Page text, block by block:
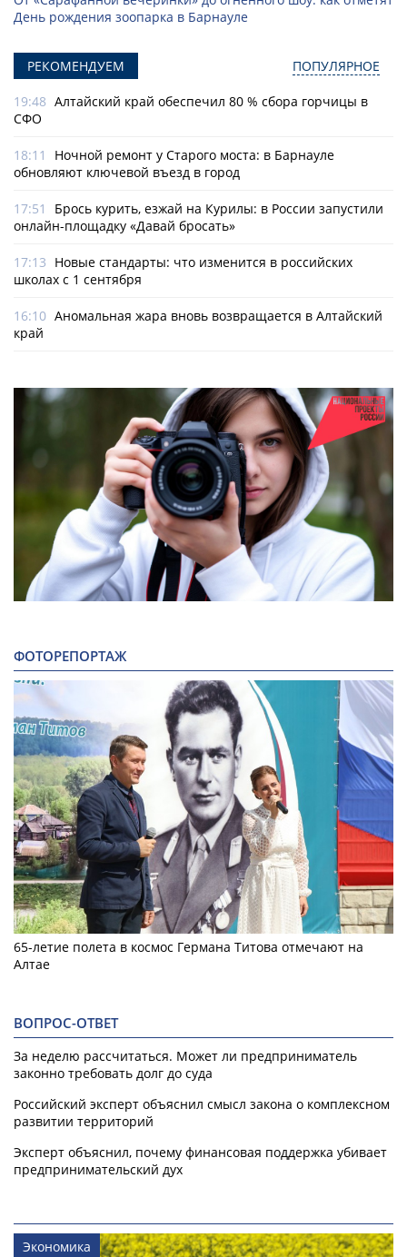
День рождения зоопарка в Барнауле
РЕКОМЕНДУЕМ ПОПУЛЯРНОЕ
19:48 Алтайский край обеспечил 80 % сбора горчицы в
СФО
18:11
Ночной ремонт у Старого моста: в Барнауле
обновляют ключевой въезд в город
17:51
Брось курить, езжай на Курилы: в России запустили
онлайн-­площадку «Давай бросать»
17:13 Новые стандарты: что изменится в российских
школах с 1 сентября
16:10 Аномальная жара вновь возвращается в Алтайский
край
ФОТОРЕПОРТАЖ
65-летие полета в космос Германа Титова отмечают на
Алтае
ВОПРОС-ОТВЕТ
За неделю рассчитаться. Может ли предприниматель
законно требовать долг до суда
Российский эксперт объяснил смысл закона о комплексном
развитии территорий
Эксперт объяснил, почему финансовая поддержка убивает
предпринимательский дух
Экономика